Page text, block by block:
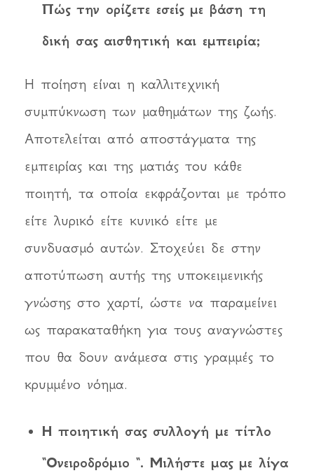
Πώς την ορίζετε εσείς με βάση τη
δική σας αισθητική και εμπειρία;
Η ποίηση είναι η καλλιτεχνική
συμπύκνωση των μαθημάτων της ζωής.
Αποτελείται από αποστάγματα της
εμπειρίας και της ματιάς του κάθε
ποιητή, τα οποία εκφράζονται με τρόπο
είτε λυρικό είτε κυνικό είτε με
συνδυασμό αυτών. Στοχεύει δε στην
αποτύπωση αυτής της υποκειμενικής
γνώσης στο χαρτί, ώστε να παραμείνει
ως παρακαταθήκη για τους αναγνώστες
που θα δουν ανάμεσα στις γραμμές το
κρυμμένο νόημα.
Η ποιητική σας συλλογή με τίτλο
“Ονειροδρόμιο “. Μιλήστε μας με λίγα